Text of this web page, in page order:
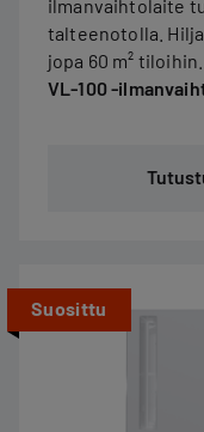
ilmanvaihtolaite
talteenotolla.
jopa 60 m²
VL-100 -
Suosittu